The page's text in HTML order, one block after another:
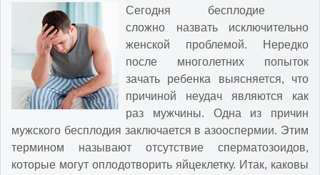
Сегодня бесплодие
сложно назвать исключительно
женской проблемой. Нередко
после многолетних попыток
зачать ребенка выясняется, что
причиной неудач являются как
раз мужчины. Одна из причин
мужского бесплодия заключается в азооспермии. Этим
термином называют отсутствие сперматозоидов,
которые могут оплодотворить яйцеклетку. Итак, каковы